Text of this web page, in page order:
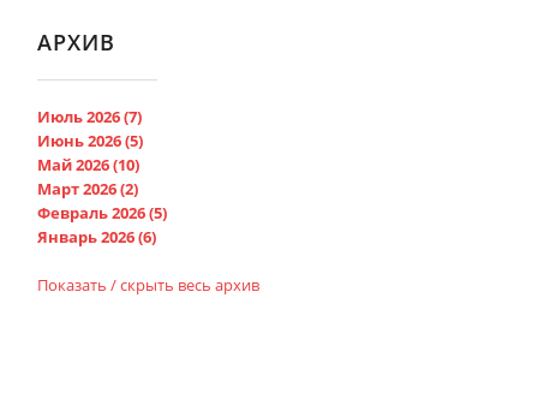
АРХИВ
Июль 2026 (7)
Июнь 2026 (5)
Май 2026 (10)
Март 2026 (2)
Февраль 2026 (5)
Январь 2026 (6)
Показать / скрыть весь архив